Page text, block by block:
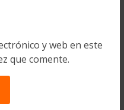
y web en este
que comente.